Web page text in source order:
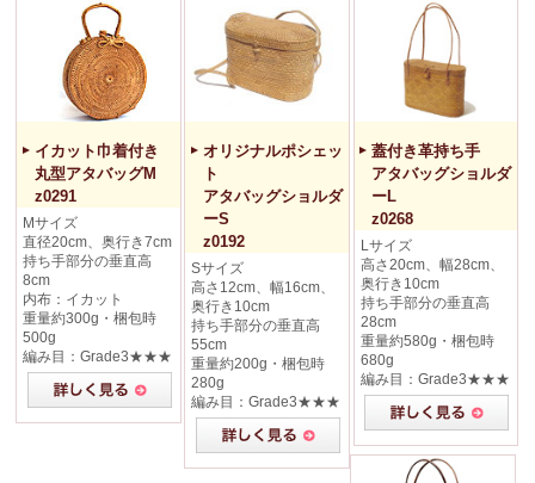
イカット巾着付き
丸型アタバッグM
z0291
Mサイズ
直径20cm、奥行き7cm
持ち手部分の垂直高
8cm
内布：イカット
重量約300g・梱包時
500g
編み目：Grade3★★★
オリジナルポシェッ
ト
アタバッグショルダ
ーS
z0192
Sサイズ
高さ12cm、幅16cm、
奥行き10cm
持ち手部分の垂直高
55cm
重量約200g・梱包時
280g
編み目：Grade3★★★
蓋付き革持ち手
アタバッグショルダ
ーL
z0268
Lサイズ
高さ20cm、幅28cm、
奥行き10cm
持ち手部分の垂直高
28cm
重量約580g・梱包時
680g
編み目：Grade3★★★